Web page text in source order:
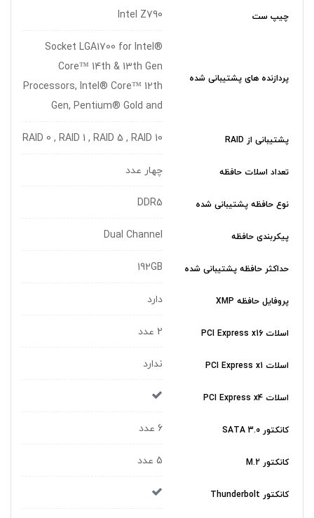
چیپ ست Intel Z790
پردازنده های پشتیبانی شده
Socket LGA1700 for Intel®
Core™ 14th & 13th Gen
Processors, Intel® Core™ 12th
Gen, Pentium® Gold and
پشتیبانی از RAID RAID 0 , RAID 1 , RAID 5 , RAID 10
تعداد اسلات حافظه چهار عدد
نوع حافظه پشتیبانی شده DDR5
پیکربندی حافظه Dual Channel
حداکثر حافظه پشتیبانی شده 192GB
پروفایل حافظه XMP دارد
اسلات PCI Express x16 2 عدد
اسلات PCI Express x1 ندارد
اسلات PCI Express x4
کانکتور SATA 3.0 6 عدد
کانکتور M.2 5 عدد
کانکتور Thunderbolt